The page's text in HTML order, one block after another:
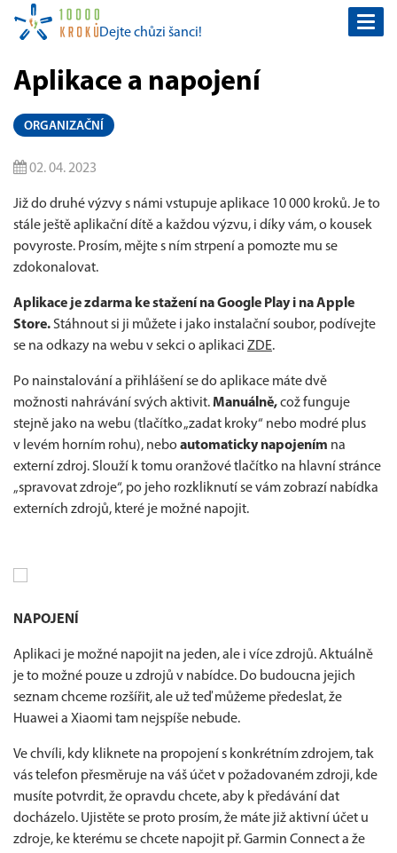
Dejte chůzi šanci!
Aplikace a napojení
ORGANIZAČNÍ
02. 04. 2023
Již do druhé výzvy s námi vstupuje aplikace 10 000 kroků. Je to
stále ještě aplikační dítě a každou výzvu, i díky vám, o kousek
povyroste. Prosím, mějte s ním strpení a pomozte mu se
zdokonalovat.
Aplikace je zdarma ke stažení na Google Play i na Apple
Store. Stáhnout si ji můžete i jako instalační soubor, podívejte
se na odkazy na webu v sekci o aplikaci ZDE.
Po nainstalování a přihlášení se do aplikace máte dvě
možnosti nahrávání svých aktivit.Manuálně,což funguje
stejně jako na webu (tlačítko „zadat kroky“ nebo modré plus
v levém horním rohu), nebo automaticky napojením na
externí zdroj. Slouží k tomu oranžové tlačítko na hlavní stránce
„spravovat zdroje“, po jeho rozkliknutí se vám zobrazí nabídka
externích zdrojů, které je možné napojit.
NAPOJENÍ
Aplikaci je možné napojit na jeden, ale i více zdrojů. Aktuálně
je to možné pouze u zdrojů v nabídce. Do budoucna jejich
seznam chceme rozšířit, ale už teď můžeme předeslat, že
Huawei a Xiaomi tam nejspíše nebude.
Ve chvíli, kdy kliknete na propojení s konkrétním zdrojem, tak
vás telefon přesměruje na váš účet v požadovaném zdroji, kde
musíte potvrdit, že opravdu chcete, aby k předávání dat
docházelo. Ujistěte se proto prosím, že máte již aktivní účet u
zdroje, ke kterému se chcete napojit př. Garmin Connect a že